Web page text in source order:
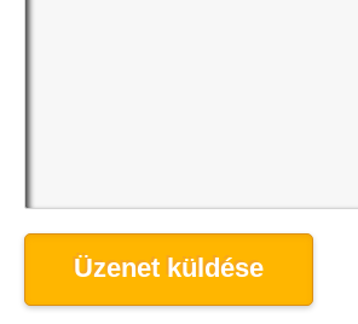
Üzenet küldése